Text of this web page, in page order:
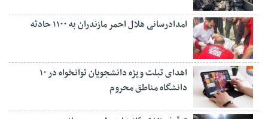
امدادرسانی هلال احمر مازندران به ۱۱۰۰ حادثه
اهدای تبلت ویژه دانشجویان توانخواه در ۱۰
دانشگاه مناطق محروم